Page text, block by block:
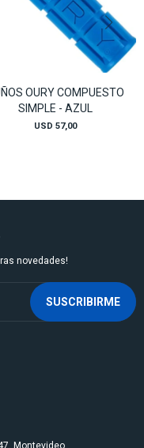
OURY COMPUESTO
SIMPLE - AZUL
USD 57,00
Montevideo
novedades!
SUSCRIBIRME